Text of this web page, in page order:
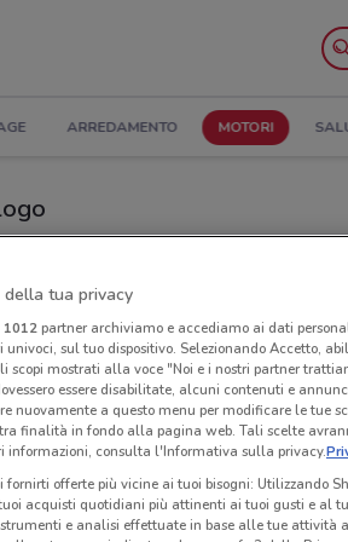
ARREDAMENTO MOTORI
della tua privacy
1012partner archiviamo e accediamo ai dati
sul tuo dispositivo. Selezionando Accetto,
scopi mostrati alla voce "Noi e i nostri partner
essere disabilitate, alcuni contenuti e
nuovamente a questo menu per modificare le tue
finalità in fondo alla pagina web. Tali scelte
informazioni, consulta l'Informativa sulla privacy.
fornirti offerte più vicine ai tuoi bisogni: Utilizzando
acquisti quotidiani più attinenti ai tuoi gusti e al
e analisi effettuate in base alle tue attività